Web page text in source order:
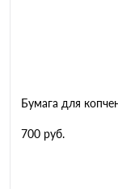
Бумага для
700 руб.